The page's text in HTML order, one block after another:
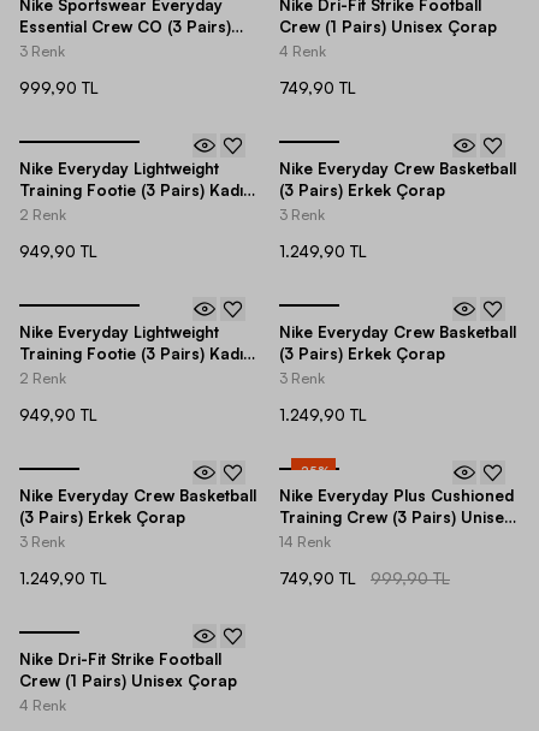
Nike Sportswear Everyday
Essential Crew CO (3 Pairs)
Unisex Çorap
3 Renk
999,90 TL
Nike Dri-Fit Strike Football
Crew (1 Pairs) Unisex Çorap
4 Renk
749,90 TL
Nike Everyday Lightweight
Training Footie (3 Pairs) Kadın
Çorap
2 Renk
949,90 TL
Nike Everyday Crew Basketball
(3 Pairs) Erkek Çorap
3 Renk
1.249,90 TL
Nike Everyday Lightweight
Training Footie (3 Pairs) Kadın
Çorap
2 Renk
949,90 TL
Nike Everyday Crew Basketball
(3 Pairs) Erkek Çorap
3 Renk
1.249,90 TL
Nike Everyday Crew Basketball
(3 Pairs) Erkek Çorap
3 Renk
1.249,90 TL
-25%
Nike Everyday Plus Cushioned
Training Crew (3 Pairs) Unisex
Çorap
14 Renk
749,90 TL 999,90 TL
Nike Dri-Fit Strike Football
Crew (1 Pairs) Unisex Çorap
4 Renk